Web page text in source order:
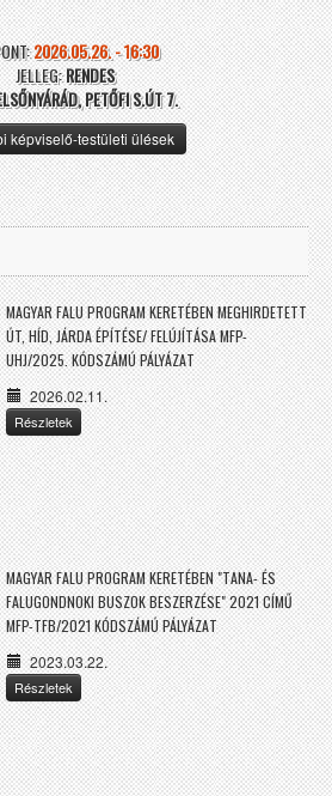
2026.05.26. - 16:30
JELLEG:RENDES
PETŐFI S.ÚT 7.
képviselő-testületi ülések
MAGYAR FALU PROGRAM KERETÉBEN MEGHIRDETETT
ÚT, HÍD, JÁRDA ÉPÍTÉSE/ FELÚJÍTÁSA MFP-
UHJ/2025. KÓDSZÁMÚ PÁLYÁZAT
2026.02.11.
Részletek
MAGYAR FALU PROGRAM KERETÉBEN "TANA- ÉS
FALUGONDNOKI BUSZOK BESZERZÉSE" 2021 CÍMŰ
MFP-TFB/2021 KÓDSZÁMÚ PÁLYÁZAT
2023.03.22.
Részletek